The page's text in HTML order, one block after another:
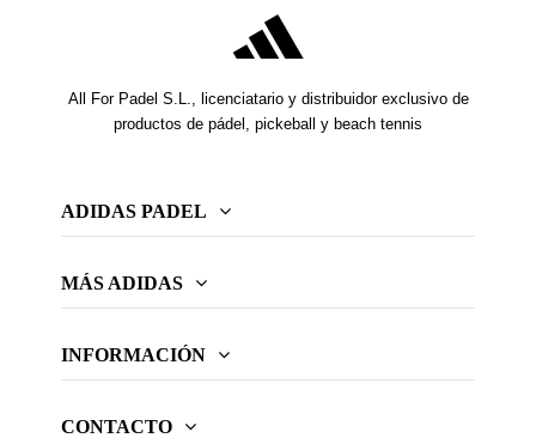
All For Padel S.L., licenciatario y distribuidor exclusivo de
productos de pádel, pickeball y beach tennis
ADIDAS PADEL
MÁS ADIDAS
INFORMACIÓN
CONTACTO